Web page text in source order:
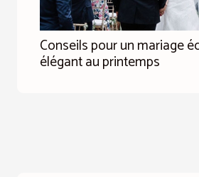
Conseils pour un mariage
élégant au printemps